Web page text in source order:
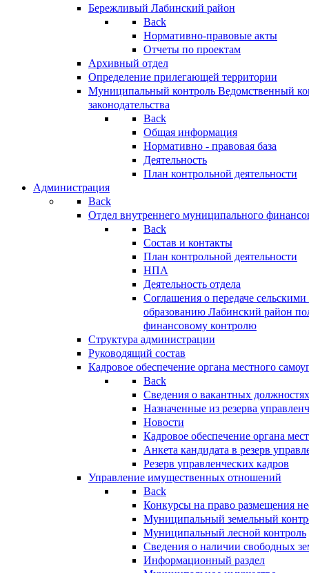
Бережливый Лабинский район
Back
Нормативно-правовые акты
Отчеты по проектам
Архивный отдел
Определение прилегающей территории
Муниципальный контроль Ведомственный
законодательства
Back
Общая информация
Нормативно - правовая база
Деятельность
План контрольной деятельности
Администрация
Back
Отдел внутреннего муниципального
Back
Состав и контакты
План контрольной деятельности
НПА
Деятельность отдела
Соглашения о передаче
образованию Лабинский район
финансовому контролю
Структура администрации
Руководящий состав
Кадровое обеспечение органа местного
Back
Сведения о вакантных
Назначенные из резерва
Новости
Кадровое обеспечение органа
Анкета кандидата в резерв
Резерв управленческих кадров
Управление имущественных отношений
Back
Конкурсы на право размещения
Муниципальный земельный
Муниципальный лесной контроль
Сведения о наличии свободных
Информационный раздел